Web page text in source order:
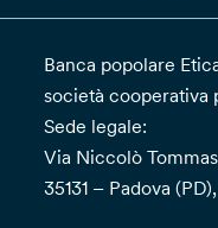
Banca popolare
società cooperativa
Sede legale:
Via Niccolò
35131 – Padova